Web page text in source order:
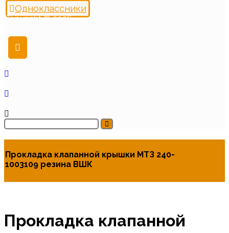
Одноклассники
Copyright © 2026
Прокладка клапанной крышки МТЗ 240-
1003109 резина ВШК
Прокладка клапанной